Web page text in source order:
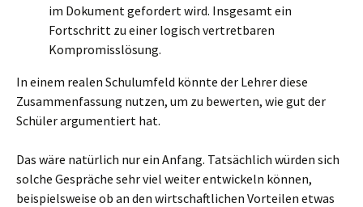
im Dokument gefordert wird. Insgesamt ein
Fortschritt zu einer logisch vertretbaren
Kompromisslösung.
In einem realen Schulumfeld könnte der Lehrer diese
Zusammenfassung nutzen, um zu bewerten, wie gut der
Schüler argumentiert hat.
Das wäre natürlich nur ein Anfang. Tatsächlich würden sich
solche Gespräche sehr viel weiter entwickeln können,
beispielsweise ob an den wirtschaftlichen Vorteilen etwas